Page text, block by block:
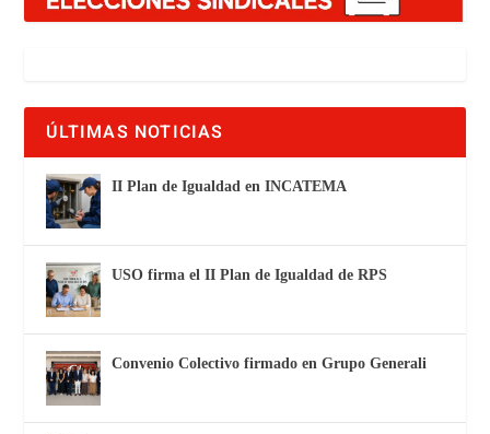
ÚLTIMAS NOTICIAS
II Plan de Igualdad en INCATEMA
USO firma el II Plan de Igualdad de RPS
Convenio Colectivo firmado en Grupo Generali